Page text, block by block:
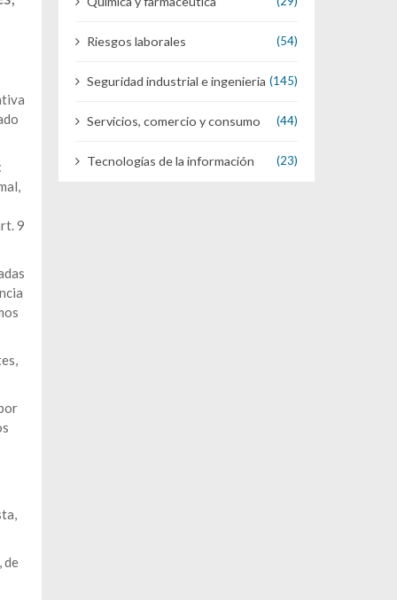
9
de
Riesgos laborales (54)
Seguridad industrial e ingenieria (145)
Servicios, comercio y consumo (44)
Tecnologías de la información (23)